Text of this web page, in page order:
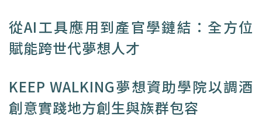
從AI工具應用到產官學鏈結：全方位
賦能跨世代夢想人才
KEEP WALKING夢想資助學院以調酒
創意實踐地方創生與族群包容